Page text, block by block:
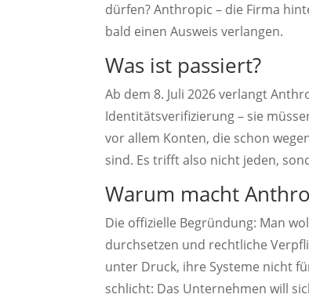
dürfen? Anthropic – die Firma
bald einen Ausweis verlangen.
Was ist passiert?
Ab dem 8. Juli 2026 verlangt
Identitätsverifizierung – sie
vor allem Konten, die schon
sind. Es trifft also nicht jeden,
Warum macht
Die offizielle Begründung: Man
durchsetzen und rechtliche
unter Druck, ihre Systeme nicht
schlicht: Das Unternehmen will